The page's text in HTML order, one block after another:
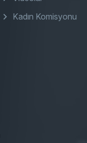
Kadın Komisyonu